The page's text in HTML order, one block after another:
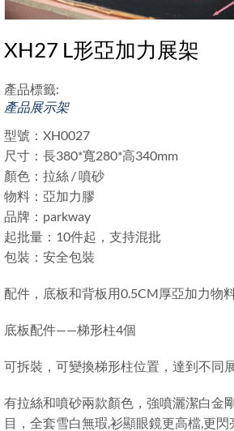
XH27 L形亞加力展架
產品標籤:
產品展示架
型號：XH0027
尺寸：長380*寬280*高340mm
顏色：拉絲 / 噴砂
物料：亞加力膠
品牌：parkway
起批量：10件起，支持混批
包裝：安全包裝
配件，底板和背板用0.5CM厚亞加力物
底板配件——梯形柱4個
可拆裝，可變換梯形柱位置，達到不同
有拉絲和噴砂兩款顏色，強噴灑潔白金
目，全套雪白無瑕,衫顯眼鏡更高檔,更閃